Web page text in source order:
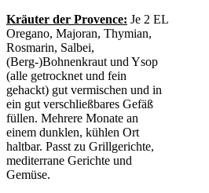
Kräuter der Provence: Je 2 EL
Oregano, Majoran, Thymian,
Rosmarin, Salbei,
(Berg-)Bohnenkraut und Ysop
(alle getrocknet und fein
gehackt) gut vermischen und in
ein gut verschließbares Gefäß
füllen. Mehrere Monate an
einem dunklen, kühlen Ort
haltbar. Passt zu Grillgerichte,
mediterrane Gerichte und
Gemüse.